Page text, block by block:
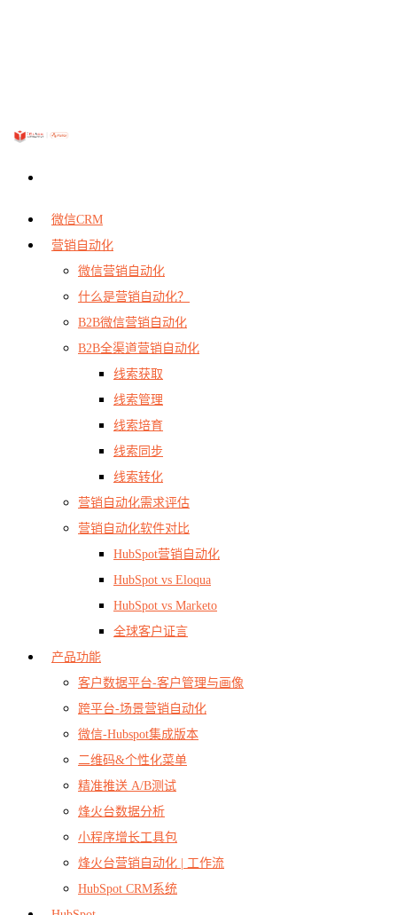
微信CRM
营销自动化
微信营销自动化
什么是营销自动化？
B2B微信营销自动化
B2B全渠道营销自动化
线索获取
线索管理
线索培育
线索同步
线索转化
营销自动化需求评估
营销自动化软件对比
HubSpot营销自动化
HubSpot vs Eloqua
HubSpot vs Marketo
全球客户证言
产品功能
客户数据平台-客户管理与画像
跨平台-场景营销自动化
微信-Hubspot集成版本
二维码&个性化菜单
精准推送 A/B测试
烽火台数据分析
小程序增长工具包
烽火台营销自动化 | 工作流
HubSpot CRM系统